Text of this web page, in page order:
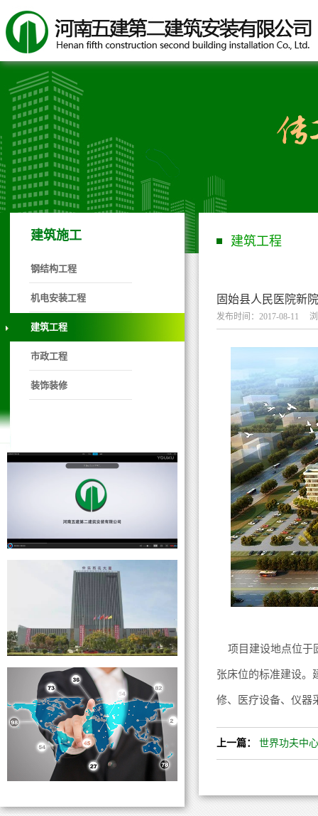
建筑施工
钢结构工程
机电安装工程
建筑工程
市政工程
装饰装修
建筑工程
固始县人民医院新院
发布时间：2017-08-11
项目建设地点位于
张床位的标准建设。
修、医疗设备、仪器
上一篇： 世界功夫中